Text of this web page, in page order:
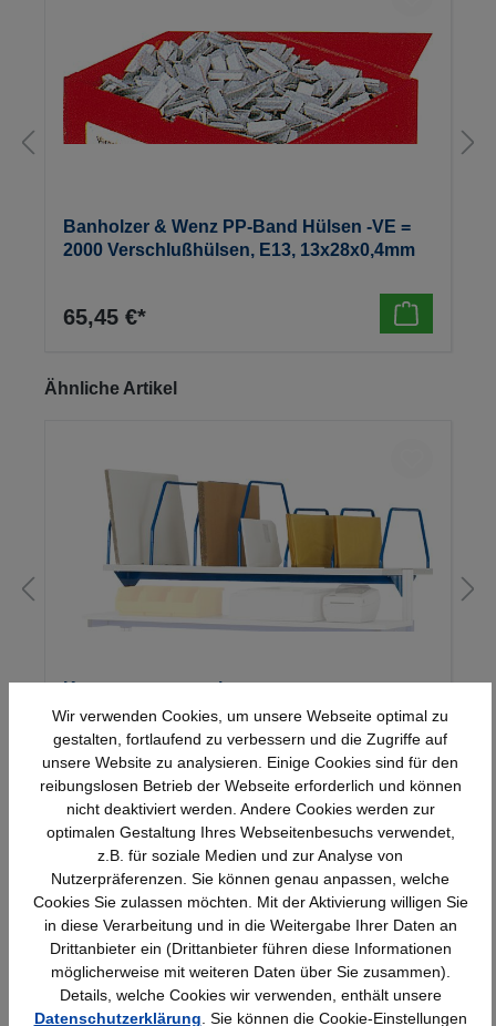
Banholzer & Wenz PP-Band Hülsen -VE =
2000 Verschlußhülsen, E13, 13x28x0,4mm
65,45 €*
Produktgalerie überspringen
Ähnliche Artikel
Kartonagenmagazin
321,30 €*
Schnelle Lieferung
Bundesweit
Topmarken
Faire Preise
Wir verwenden Cookies, um unsere Webseite optimal zu
gestalten, fortlaufend zu verbessern und die Zugriffe auf
unsere Website zu analysieren. Einige Cookies sind für den
reibungslosen Betrieb der Webseite erforderlich und können
nicht deaktiviert werden. Andere Cookies werden zur
optimalen Gestaltung Ihres Webseitenbesuchs verwendet,
z.B. für soziale Medien und zur Analyse von
Nutzerpräferenzen. Sie können genau anpassen, welche
Cookies Sie zulassen möchten. Mit der Aktivierung willigen Sie
in diese Verarbeitung und in die Weitergabe Ihrer Daten an
Drittanbieter ein (Drittanbieter führen diese Informationen
möglicherweise mit weiteren Daten über Sie zusammen).
Details, welche Cookies wir verwenden, enthält unsere
Datenschutzerklärung . Sie können die Cookie-Einstellungen